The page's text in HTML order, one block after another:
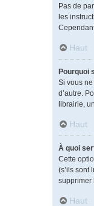
Pas de
les
Haut
Pourquoi
Si vous
d’autre.
librairie,
Haut
À quoi
Cette
(s’ils sont
supprimer
Haut